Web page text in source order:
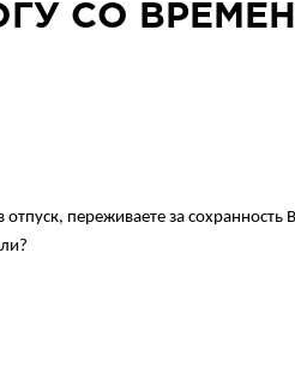
СО
переживаете за сохранность